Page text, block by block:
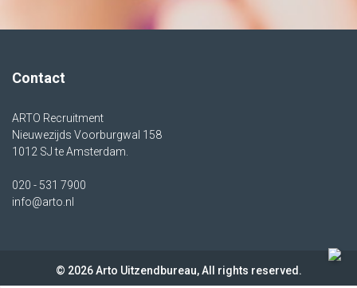
Contact
ARTO Recruitment
Nieuwezijds Voorburgwal 158
1012 SJ te Amsterdam.
020 - 531 7900
info@arto.nl
© 2026 Arto Uitzendbureau, All rights reserved.